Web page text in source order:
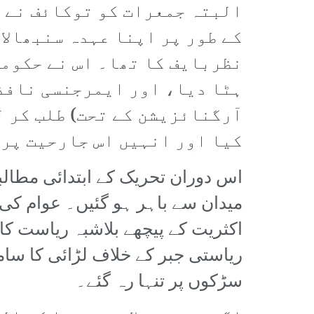
البتہ جمعرات کو توکائف
کے طور پر اپنا عہدہ
نظربایف کا تھا۔ اس نے
ہٹا دیا، اور ایمرجنسی
آرگنائزیشن کے تحت) طلب
کیا اور انہیں اس جارحیت
اس دوران تحریک کے ابتدائی
میدان سے باہر ہو گئیں۔ عوام
اکثریت کے پیچھے بلاشبہ ریاست
ریاستی جبر کے خلاف لڑائی کا
سڑکوں پر تنہا رہ گئے۔